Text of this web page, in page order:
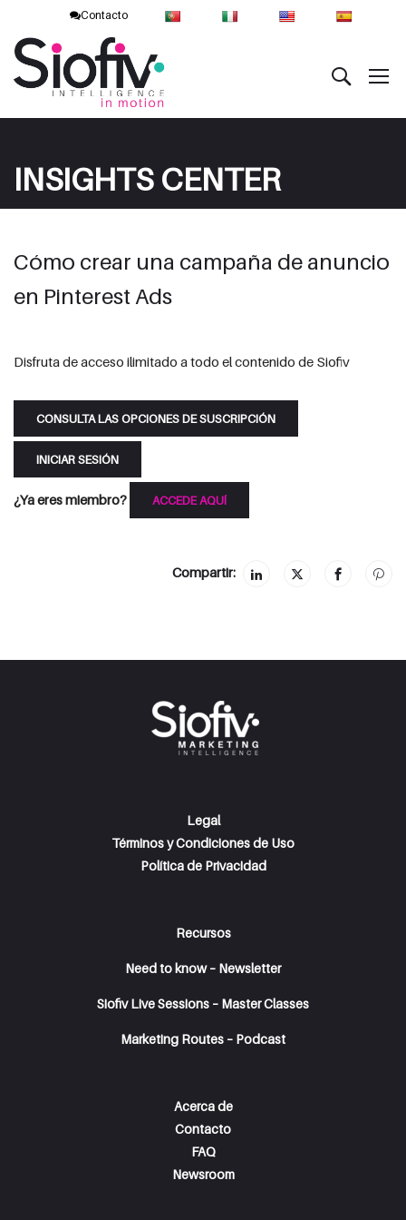
Contacto
INSIGHTS CENTER
Cómo crear una campaña de anuncio
en Pinterest Ads
Disfruta de acceso ilimitado a todo el contenido de Siofiv
CONSULTA LAS OPCIONES DE SUSCRIPCIÓN
INICIAR SESIÓN
¿Ya eres miembro? ACCEDE AQUÍ
Compartir:
Legal
Términos y Condiciones de Uso
Política de Privacidad
Recursos
Need to know – Newsletter
Siofiv Live Sessions – Master Classes
Marketing Routes – Podcast
Acerca de
Contacto
FAQ
Newsroom